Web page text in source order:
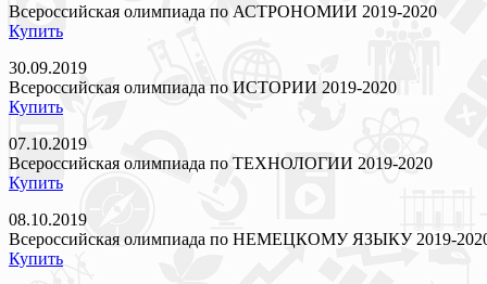
Всероссийская олимпиада по АСТРОНОМИИ 2019-2020
Купить
30.09.2019
Всероссийская олимпиада по ИСТОРИИ 2019-2020
Купить
07.10.2019
Всероссийская олимпиада по ТЕХНОЛОГИИ 2019-2020
Купить
08.10.2019
Всероссийская олимпиада по НЕМЕЦКОМУ ЯЗЫКУ 2019-
Купить